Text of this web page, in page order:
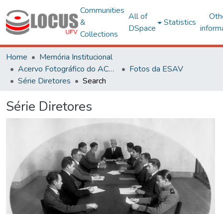
Communities
&
Collections
All of
DSpace
Statistics
Home
Memória Institucional
Acervo Fotográfico do ACH-UFV
Fotos da ESAV
Série Diretores
Search
Série Diretores